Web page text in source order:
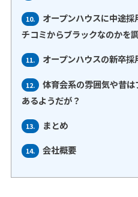
10.
オープンハウスに中途
チコミからブラックなのかを
11. オープンハウスの新卒
12.
体育会系の雰囲気や昔
あるようだが？
13. まとめ
14. 会社概要